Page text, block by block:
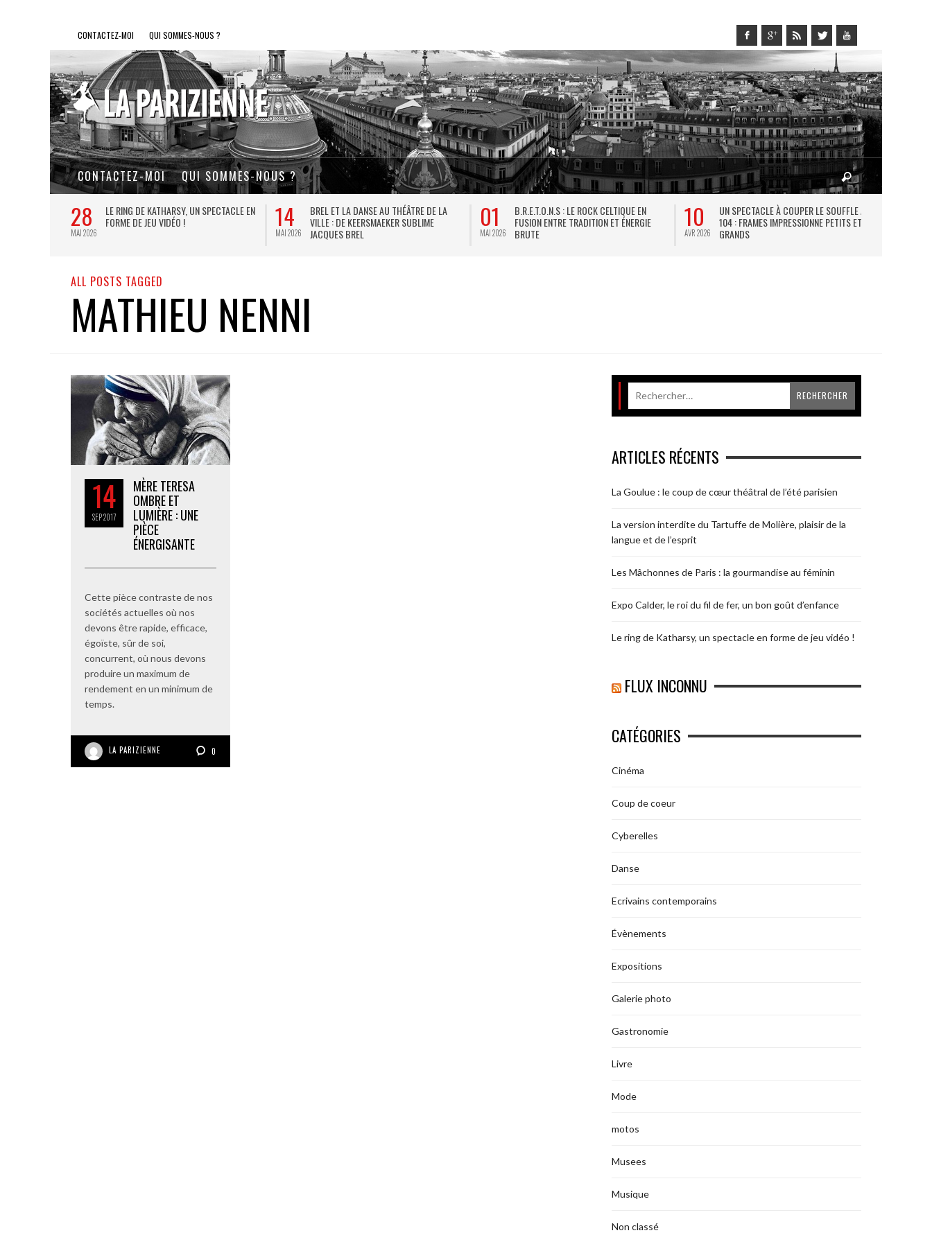
CONTACTEZ-MOI QUI SOMMES-NOUS ?
CONTACTEZ-MOI QUI SOMMES-NOUS ?
28
MAI 2026
LE RING DE KATHARSY, UN SPECTACLE EN
FORME DE JEU VIDÉO !
14
MAI 2026
BREL ET LA DANSE AU THÉÂTRE DE LA
VILLE : DE KEERSMAEKER SUBLIME
JACQUES BREL
01
MAI 2026
B.R.E.T.O.N.S : LE ROCK CELTIQUE EN
FUSION ENTRE TRADITION ET ÉNERGIE
BRUTE
10
AVR 2026
UN SPECTACLE À COUPER LE SOUFFLE AU
104 : FRAMES IMPRESSIONNE PETITS ET
GRANDS
ALL POSTS TAGGED
MATHIEU NENNI
14
SEP2017
MÈRE TERESA
OMBRE ET
LUMIÈRE : UNE
PIÈCE
ÉNERGISANTE
Cette pièce contraste de nos
sociétés actuelles où nos
devons être rapide, efficace,
égoïste, sûr de soi,
concurrent, où nous devons
produire un maximum de
rendement en un minimum de
temps.
LA PARIZIENNE 0
ARTICLES RÉCENTS
La Goulue : le coup de cœur théâtral de l’été parisien
La version interdite du Tartuffe de Molière, plaisir de la
langue et de l’esprit
Les Mâchonnes de Paris : la gourmandise au féminin
Expo Calder, le roi du fil de fer, un bon goût d’enfance
Le ring de Katharsy, un spectacle en forme de jeu vidéo !
FLUX INCONNU
CATÉGORIES
Cinéma
Coup de coeur
Cyberelles
Danse
Ecrivains contemporains
Évènements
Expositions
Galerie photo
Gastronomie
Livre
Mode
motos
Musees
Musique
Non classé